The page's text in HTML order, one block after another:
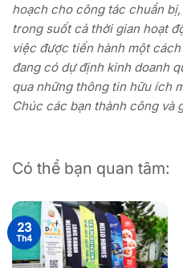
hoạch cho công tác chuẩn
trong suốt cả thời gian hoạt
việc được tiến hành một
đang có dự định kinh doanh
qua những thông tin hữu ích
Chúc các bạn thành công và
Có thể bạn quan tâm:
23
Th4